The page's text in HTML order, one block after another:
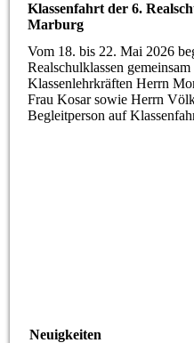
Klassenfahrt der 6.
Marburg
Vom 18. bis 22. Mai 2026
Realschulklassen
Klassenlehrkräften Herrn
Frau Kosar sowie Herrn
Begleitperson auf
Neuigkeiten